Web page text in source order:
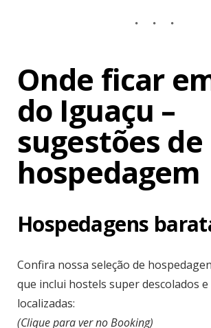
Onde ficar
do Iguaçu –
sugestões de
hospedagem
Hospedagens
Confira nossa seleção de
que inclui hostels super descolados
localizadas:
(Clique para ver no Booking)